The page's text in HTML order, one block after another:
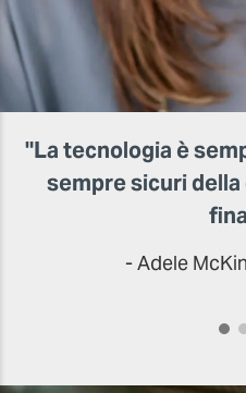
"La tecnologia è
sempre sicuri
- Adele